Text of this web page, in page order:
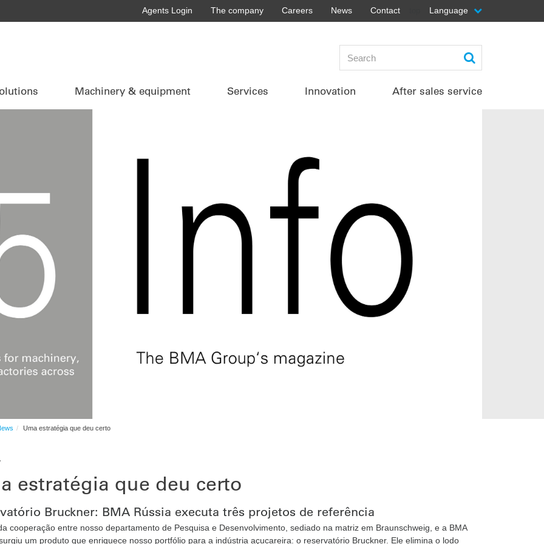
Agents Login The company Careers News Contact Language
Machinery & equipment Services Innovation After sales service
Uma estratégia que deu certo
estratégia que deu certo
Bruckner: BMA Rússia executa três projetos de referência
cooperação entre nosso departamento de Pesquisa e Desenvolvimento, sediado na matriz em Braunschweig, e a BMA
um produto que enriquece nosso portfólio para a indústria açucareira: o reservatório Bruckner. Ele elimina o lodo